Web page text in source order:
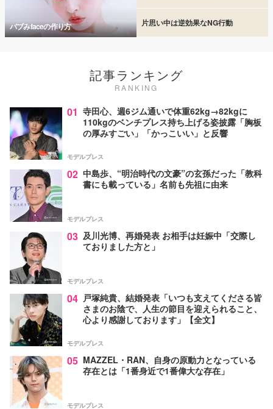
バブみfaceの作り方 片思い中は逆効果なNG行動
記事ランキング
RANKING
01 寺田心、週6ジム通いで体重62kg→82kgに
110kgのベンチプレス持ち上げる姿披露「胸板
の厚みすごい」「かっこいい」と反響
モデルプレス
02 中島歩、“明治時代の文豪”の玄孫だった「教科
書にも載っている」名前も先祖に由来
モデルプレス
03 及川光博、再婚発表 お相手は妊娠中「交際し
ておりました方と」
モデルプレス
04 戸塚純貴、結婚発表「いつも支えてくださる皆
さまのお陰で、人生の節目を迎えられること、
心より感謝しております」【全文】
モデルプレス
05 MAZZEL・RAN、自身の原動力となっている
存在とは「1番身近で1番偉大な存在」
モデルプレス